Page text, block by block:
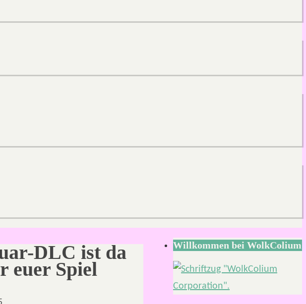
DLC ist da
euer Spiel
Willkommen bei WolkColium